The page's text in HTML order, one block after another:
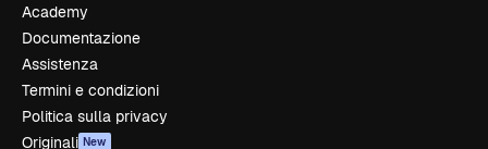
Academy
Documentazione
Assistenza
Termini e condizioni
Politica sulla privacy
Originali New